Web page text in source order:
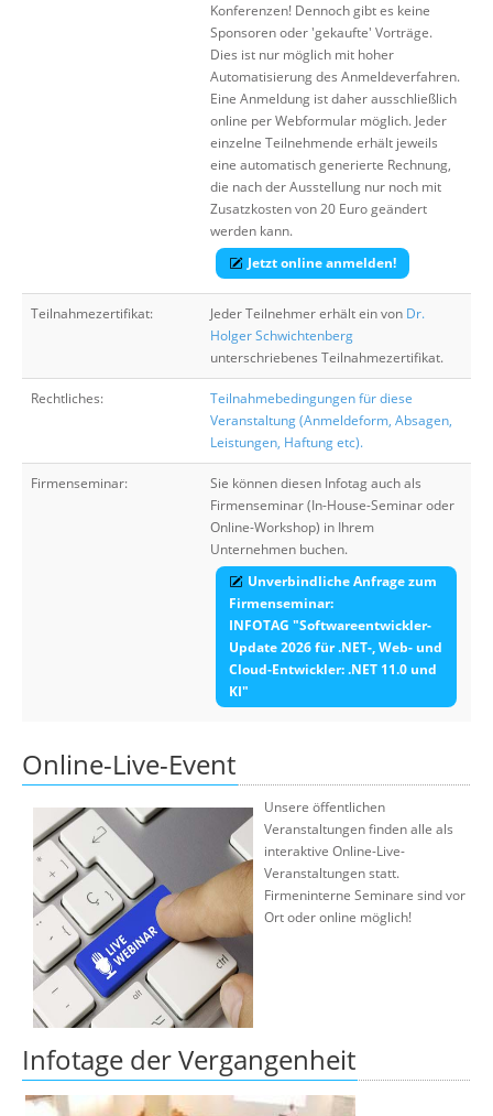
Konferenzen! Dennoch gibt es keine
Sponsoren oder 'gekaufte' Vorträge.
Dies ist nur möglich mit hoher
Automatisierung des Anmeldeverfahren.
Eine Anmeldung ist daher ausschließlich
online per Webformular möglich. Jeder
einzelne Teilnehmende erhält jeweils
eine automatisch generierte Rechnung,
die nach der Ausstellung nur noch mit
Zusatzkosten von 20 Euro geändert
werden kann.
Jetzt online anmelden!
Teilnahmezertifikat: Jeder Teilnehmer erhält ein von Dr.
Holger Schwichtenberg
unterschriebenes Teilnahmezertifikat.
Rechtliches:
Teilnahmebedingungen für diese
Veranstaltung (Anmeldeform, Absagen,
Leistungen, Haftung etc).
Firmenseminar:
Sie können diesen Infotag auch als
Firmenseminar (In-House-Seminar oder
Online-Workshop) in Ihrem
Unternehmen buchen.
Unverbindliche Anfrage zum
Firmenseminar:
INFOTAG "Softwareentwickler-
Update 2026 für .NET-, Web- und
Cloud-Entwickler: .NET 11.0 und
KI"
Online-Live-Event
Unsere öffentlichen
Veranstaltungen finden alle als
interaktive Online-Live-
Veranstaltungen statt.
Firmeninterne Seminare sind vor
Ort oder online möglich!
Infotage der Vergangenheit